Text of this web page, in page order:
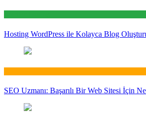
Hosting WordPress ile Kolayca Blog
SEO Uzmanı: Başarılı Bir Web Sitesi İçin